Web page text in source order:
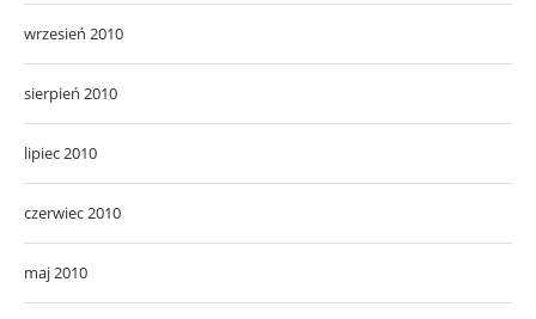
wrzesień 2010
sierpień 2010
lipiec 2010
czerwiec 2010
maj 2010